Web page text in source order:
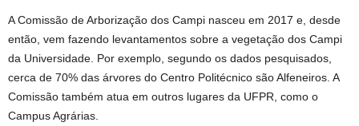
A Comissão de Arborização dos Campi nasceu em 2017 e, desde
então, vem fazendo levantamentos sobre a vegetação dos Campi
da Universidade. Por exemplo, segundo os dados pesquisados,
cerca de 70% das árvores do Centro Politécnico são Alfeneiros. A
Comissão também atua em outros lugares da UFPR, como o
Campus Agrárias.